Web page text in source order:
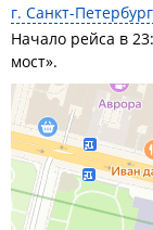
г. Санкт-
Начало рейса в
мост».